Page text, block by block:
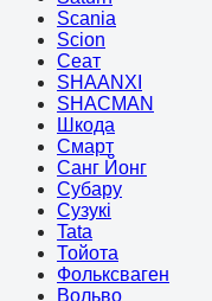
Scania
Scion
Сеат
SHAANXI
SHACMAN
Шкода
Смарт
Санг Йонг
Субару
Сузукі
Tata
Тойота
Фольксваген
Вольво